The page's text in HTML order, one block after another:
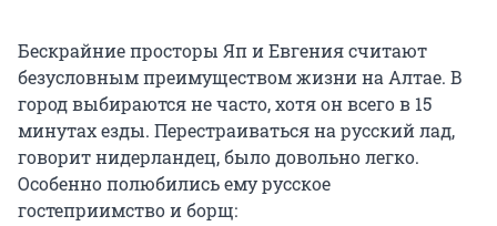
Бескрайние просторы Яп и Евгения считают
безусловным преимуществом жизни на Алтае. В
город выбираются не часто, хотя он всего в 15
минутах езды. Перестраиваться на русский лад,
говорит нидерландец, было довольно легко.
Особенно полюбились ему русское
гостеприимство и борщ: